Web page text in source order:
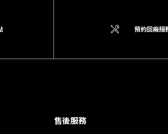
預約回廠服
售後服務